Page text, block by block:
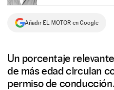
SÍGUENOS
Añadir EL MOTOR en Google
Un porcentaje
de más edad circulan
permiso de conducción.